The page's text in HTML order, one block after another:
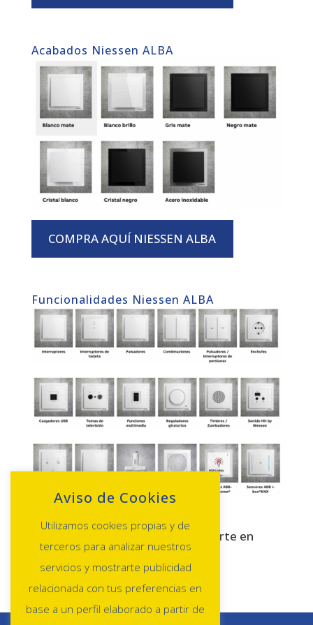
Acabados Niessen ALBA
COMPRA AQUÍ NIESSEN ALBA
Funcionalidades Niessen ALBA
asesoramiento no dudes en ponerte en
contacto con AlbaDismelec.
Aviso de Cookies
Utilizamos cookies propias y de
terceros para analizar nuestros
servicios y mostrarte publicidad
relacionada con tus preferencias en
base a un perfil elaborado a partir de